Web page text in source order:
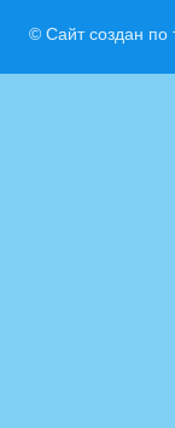
© Сайт создан по